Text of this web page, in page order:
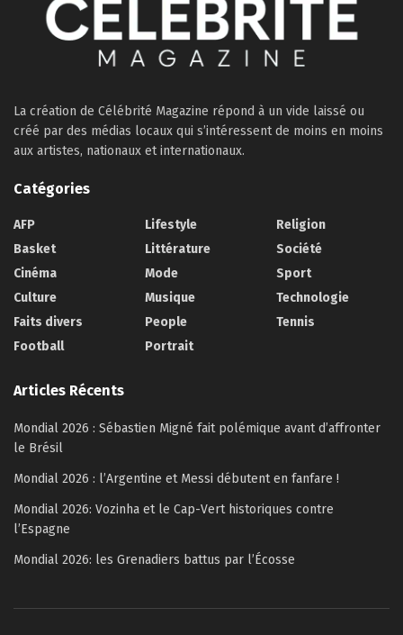
La création de Célébrité Magazine répond à un vide laissé ou
créé par des médias locaux qui s’intéressent de moins en moins
aux artistes, nationaux et internationaux.
Catégories
AFP
Basket
Cinéma
Culture
Faits divers
Football
Lifestyle
Littérature
Mode
Musique
People
Portrait
Religion
Société
Sport
Technologie
Tennis
Articles Récents
Mondial 2026 : Sébastien Migné fait polémique avant d’affronter
le Brésil
Mondial 2026 : l’Argentine et Messi débutent en fanfare !
Mondial 2026: Vozinha et le Cap-Vert historiques contre
l’Espagne
Mondial 2026: les Grenadiers battus par l’Écosse